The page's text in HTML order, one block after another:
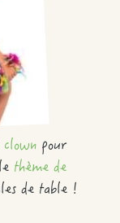
pour
thème de
de table !